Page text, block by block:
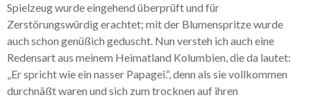
Spielzeug wurde eingehend überprüft und für
Zerstörungswürdig erachtet; mit der Blumenspritze wurde
auch schon genüßich geduscht. Nun versteh ich auch eine
Redensart aus meinem Heimatland Kolumbien, die da lautet:
„Er spricht wie ein nasser Papagei.“, denn als sie vollkommen
durchnäßt waren und sich zum trocknen auf ihren